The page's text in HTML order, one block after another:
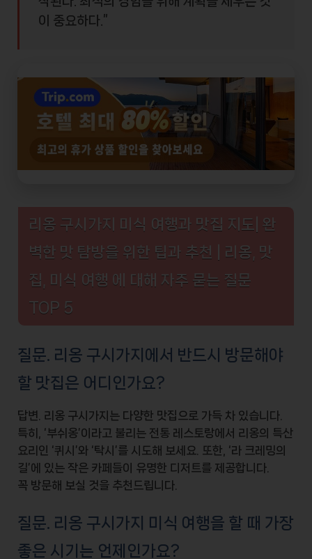
이 중요하다.”
리옹 구시가지 미식 여행과 맛집 지도| 완
벽한 맛 탐방을 위한 팁과 추천 | 리옹, 맛
집, 미식 여행 에 대해 자주 묻는 질문
TOP 5
질문. 리옹 구시가지에서 반드시 방문해야
할 맛집은 어디인가요?
답변. 리옹 구시가지는 다양한 맛집 으로 가득 차 있습니다.
특히, ‘부쉬옹’이라고 불리는 전통 레스토랑에서 리옹의 특산
요리인 ‘퀴시’와 ‘탁시’를 시도해 보세요. 또한, ‘라 크레밍의
길’에 있는 작은 카페들이 유명한 디저트를 제공합니다.
꼭 방문해 보실 것을 추천드립니다.
질문. 리옹 구시가지 미식 여행을 할 때 가장
좋은 시기는 언제인가요?